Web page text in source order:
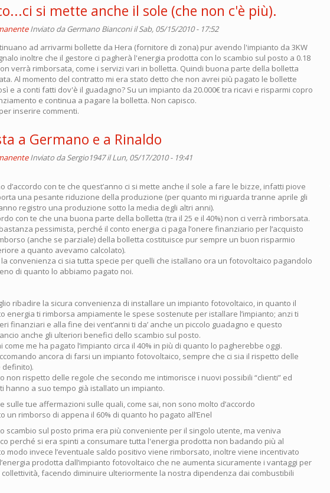
si mette anche il sole (che non c'è più).
Inviato daGermano Bianconiil Sab, 05/15/2010 - 17:52
ad arrivarmi bollette da Hera (fornitore di zona) pur avendo l'impianto da 3KW
inoltre che il gestore ci pagherà l'energia prodotta con lo scambio sul posto a 0.18
verrà rimborsata, come i servizi vari in bolletta. Quindi buona parte della bolletta
Al momento del contratto mi era stato detto che non avrei più pagato le bollette
e a conti fatti dov'è il guadagno? Su un impianto da 20.000€ tra ricavi e risparmi copro
e continua a pagare la bolletta. Non capisco.
per inserire commenti.
a Germano e a Rinaldo
Inviato da Sergio1947il Lun, 05/17/2010 - 19:41
d’accordo con te che quest’anno ci si mette anche il sole a fare le bizze, infatti piove
una pesante riduzione della produzione (per quanto mi riguarda tranne aprile gli
registro una produzione sotto la media degli altri anni).
con te che una buona parte della bolletta (tra il 25 e il 40%) non ci verrà rimborsata.
pessimista, perché il conto energia ci paga l’onere finanziario per l’acquisto
(anche se parziale) della bolletta costituisce pur sempre un buon risparmio
a quanto avevamo calcolato).
convenienza ci sia tutta specie per quelli che istallano ora un fotovoltaico pagandolo
di quanto lo abbiamo pagato noi.
ribadire la sicura convenienza di installare un impianto fotovoltaico, in quanto il
energia ti rimborsa ampiamente le spese sostenute per istallare l’impianto; anzi ti
finanziari e alla fine dei vent’anni ti da’ anche un piccolo guadagno e questo
anche gli ulteriori benefici dello scambio sul posto.
come me ha pagato l’impianto circa il 40% in più di quanto lo pagherebbe oggi.
ancora di farsi un impianto fotovoltaico, sempre che ci sia il rispetto delle
definito).
non rispetto delle regole che secondo me intimorisce i nuovi possibili “clienti” ed
hanno a suo tempo già istallato un impianto.
sulle tue affermazioni sulle quali, come sai, non sono molto d’accordo
un rimborso di appena il 60% di quanto ho pagato all’Enel
scambio sul posto prima era più conveniente per il singolo utente, ma veniva
perché si era spinti a consumare tutta l'energia prodotta non badando più al
modo invece l’eventuale saldo positivo viene rimborsato, inoltre viene incentivato
prodotta dall’impianto fotovoltaico che ne aumenta sicuramente i vantaggi per
collettività, facendo diminuire ulteriormente la nostra dipendenza dai combustibili